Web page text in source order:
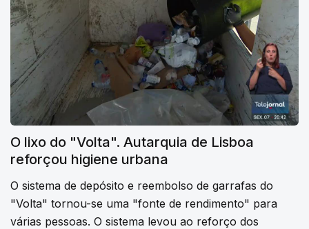
O lixo do "Volta". Autarquia de Lisboa
reforçou higiene urbana
O sistema de depósito e reembolso de garrafas do
"Volta" tornou-se uma "fonte de rendimento" para
várias pessoas. O sistema levou ao reforço dos